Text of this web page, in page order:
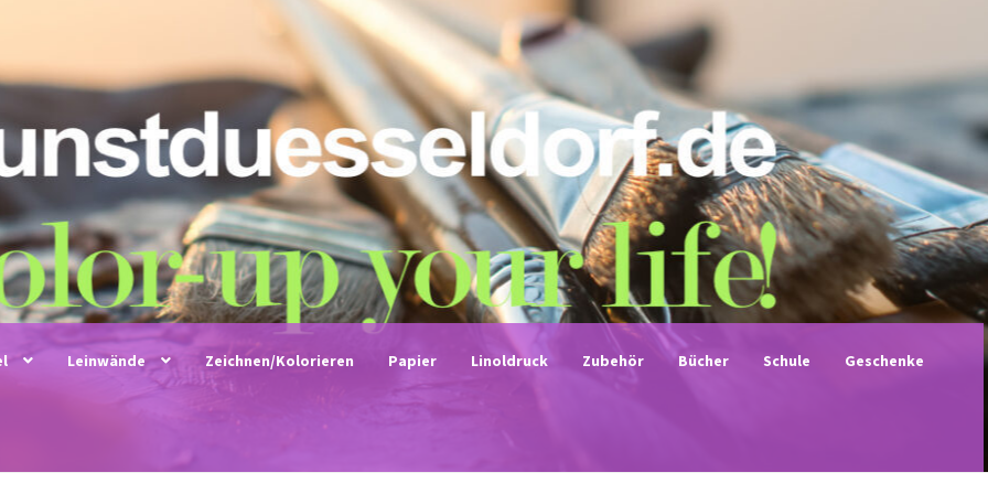
Leinwände Zeichnen/Kolorieren Papier Linoldruck Zubehör Bücher Schule Geschenke